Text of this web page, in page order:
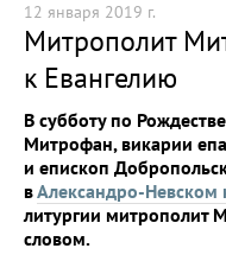
12 января 2019 г.
Митрополит
к Евангелию
В субботу по
Митрофан, викарии
и епископ
вАлександро-
литургии митрополит
словом.